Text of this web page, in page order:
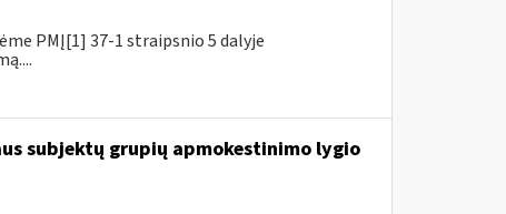
PMĮ[1] 37-1 straipsnio 5 dalyje
subjektų grupių apmokestinimo lygio